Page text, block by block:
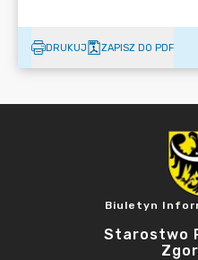
DRUKUJ ZAPISZ DO PDF
Biuletyn
Starostwo